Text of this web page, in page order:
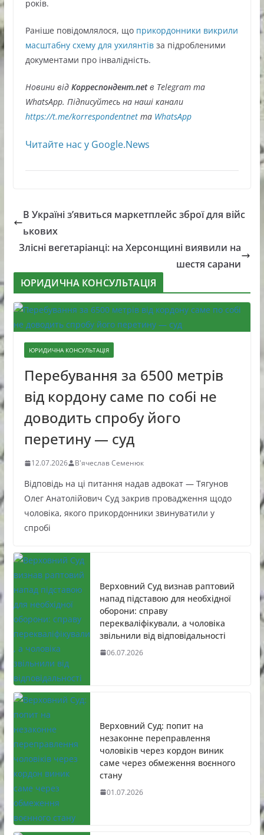
років.
Раніше повідомлялося, що прикордонники викрили
масштабну схему для ухилянтів за підробленими
документами про інвалідність.
Новини відКорреспондент.netв Telegram та
WhatsApp. Підписуйтесь на наші канали
https://t.me/korrespondentnetта WhatsApp
Читайте нас у Google.News
В Україні з’явиться маркетплейс зброї для війс
ькових
Злісні вегетаріанці: на Херсонщині виявили на
шестя сарани
ЮРИДИЧНА КОНСУЛЬТАЦІЯ
ЮРИДИЧНА КОНСУЛЬТАЦІЯ
Перебування за 6500 метрів
від кордону саме по собі не
доводить спробу його
перетину — суд
12.07.2026 В'ячеслав Семенюк
Відповідь на ці питання надав адвокат — Тягунов
Олег Анатолійович Суд закрив провадження щодо
чоловіка, якого прикордонники звинуватили у
спробі
Верховний Суд визнав раптовий
напад підставою для необхідної
оборони: справу
перекваліфікували, а чоловіка
звільнили від відповідальності
06.07.2026
Верховний Суд: попит на
незаконне переправлення
чоловіків через кордон виник
саме через обмеження воєнного
стану
01.07.2026